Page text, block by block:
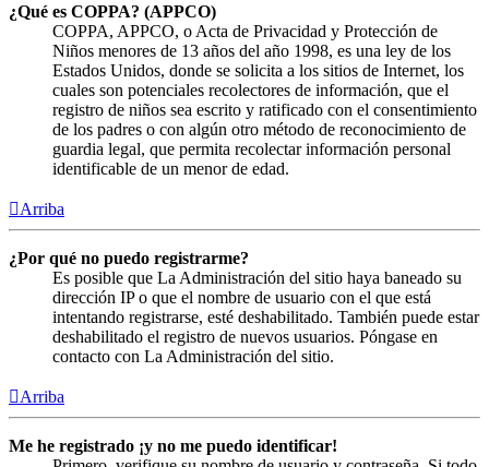
¿Qué es COPPA? (APPCO)
COPPA, APPCO, o Acta de Privacidad y Protección de
Niños menores de 13 años del año 1998, es una ley de los
Estados Unidos, donde se solicita a los sitios de Internet, los
cuales son potenciales recolectores de información, que el
registro de niños sea escrito y ratificado con el consentimiento
de los padres o con algún otro método de reconocimiento de
guardia legal, que permita recolectar información personal
identificable de un menor de edad.
Arriba
¿Por qué no puedo registrarme?
Es posible que La Administración del sitio haya baneado su
dirección IP o que el nombre de usuario con el que está
intentando registrarse, esté deshabilitado. También puede estar
deshabilitado el registro de nuevos usuarios. Póngase en
contacto con La Administración del sitio.
Arriba
Me he registrado ¡y no me puedo identificar!